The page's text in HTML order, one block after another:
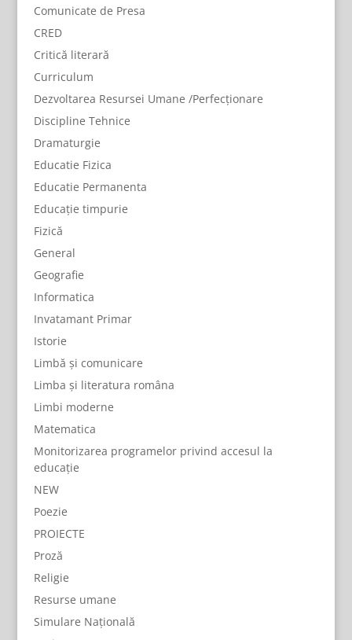
Comunicate de Presa
CRED
Critică literară
Curriculum
Dezvoltarea Resursei Umane /Perfecționare
Discipline Tehnice
Dramaturgie
Educatie Fizica
Educatie Permanenta
Educație timpurie
Fizică
General
Geografie
Informatica
Invatamant Primar
Istorie
Limbă și comunicare
Limba și literatura româna
Limbi moderne
Matematica
Monitorizarea programelor privind accesul la
educație
NEW
Poezie
PROIECTE
Proză
Religie
Resurse umane
Simulare Națională